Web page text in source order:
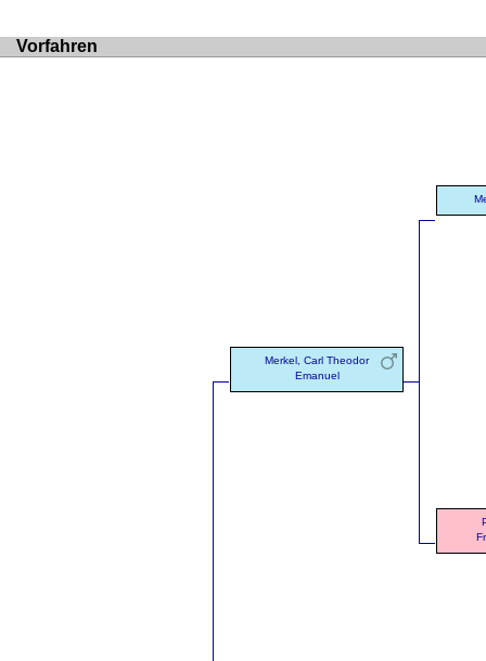
Vorfahren
Merkel, Carl Theodor
Emanuel